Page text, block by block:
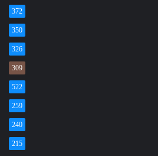
372
350
326
309
522
259
240
215